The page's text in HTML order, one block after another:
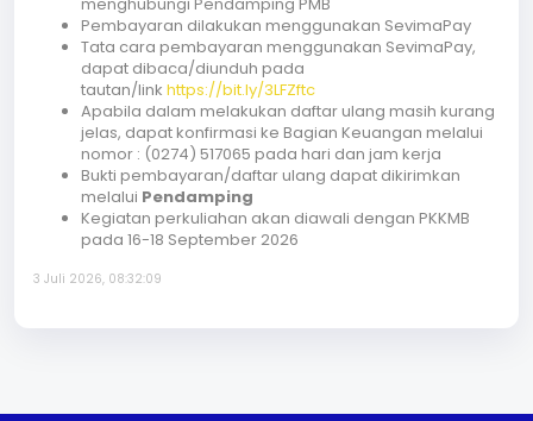
menghubungi Pendamping PMB
Pembayaran dilakukan menggunakan SevimaPay
Tata cara pembayaran menggunakan SevimaPay,
dapat dibaca/diunduh pada
tautan/link https://bit.ly/3LFZftc
Apabila dalam melakukan daftar ulang masih kurang
jelas, dapat konfirmasi ke Bagian Keuangan melalui
nomor : (0274) 517065 pada hari dan jam kerja
Bukti pembayaran/daftar ulang dapat dikirimkan
melalui Pendamping
Kegiatan perkuliahan akan diawali dengan PKKMB
pada 16-18 September 2026
3 Juli 2026, 08:32:09